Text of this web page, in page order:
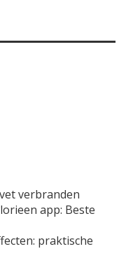
verbranden
app: Beste
praktische